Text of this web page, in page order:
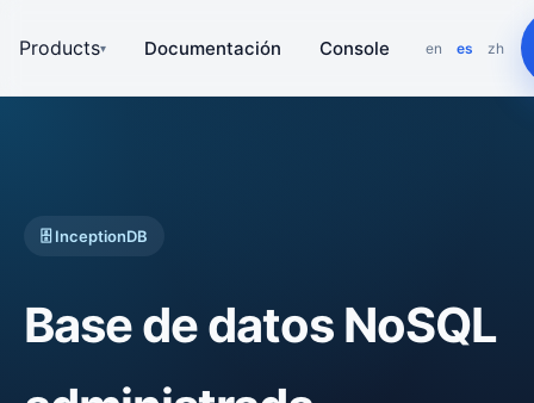
Products▾ Documentación Console en es zh
🗄️ InceptionDB
Base de datos NoSQL